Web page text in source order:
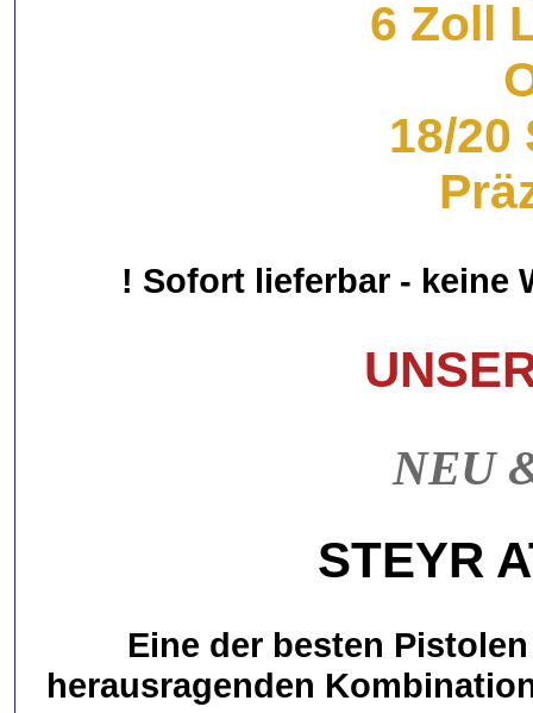
6 Zoll
18/20
! Sofort lieferbar - keine
NEU
STEYR
Eine der besten
herausragenden